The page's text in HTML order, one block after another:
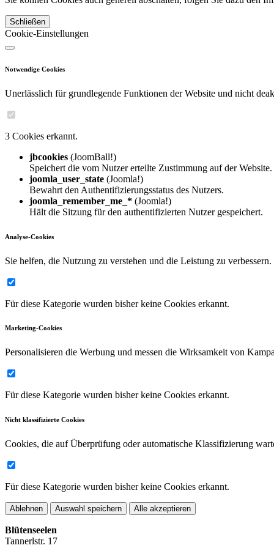
Schließen
Cookie-Einstellungen
Notwendige Cookies
Unerlässlich für grundlegende Funktionen der Website und nicht
3 Cookies erkannt.
jbcookies (JoomBall!)
Speichert die vom Nutzer erteilte Zustimmung auf der Website.
joomla_user_state (Joomla!)
Bewahrt den Authentifizierungsstatus des Nutzers.
joomla_remember_me_* (Joomla!)
Hält die Sitzung für den authentifizierten Nutzer gespeichert.
Analyse-Cookies
Sie helfen, die Nutzung zu verstehen und die Leistung zu verbessern.
Für diese Kategorie wurden bisher keine Cookies erkannt.
Marketing-Cookies
Personalisieren die Werbung und messen die Wirksamkeit von
Für diese Kategorie wurden bisher keine Cookies erkannt.
Nicht klassifizierte Cookies
Cookies, die auf Überprüfung oder automatische Klassifizierung
Für diese Kategorie wurden bisher keine Cookies erkannt.
Ablehnen Auswahl speichern Alle akzeptieren
Blütenseelen
Tannerlstr. 17